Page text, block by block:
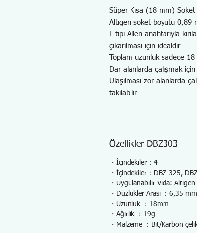
Süper Kısa (18 mm) Soket
Altıgen soket boyutu 0,89
L tipi Allen anahtarıyla
çıkarılması için idealdir
Toplam uzunluk sadece
Dar alanlarda çalışmak için
Ulaşılması zor alanlarda
takılabilir
Özellikler DBZ303
・İçindekiler：4
・İçindekiler：DBZ-325,
・Uygulanabilir Vida:
・Düzlükler Arası ：6,35 mm
・Uzunluk ：18mm
・Ağırlık ：19g
・Malzeme ：Bit/Karbon